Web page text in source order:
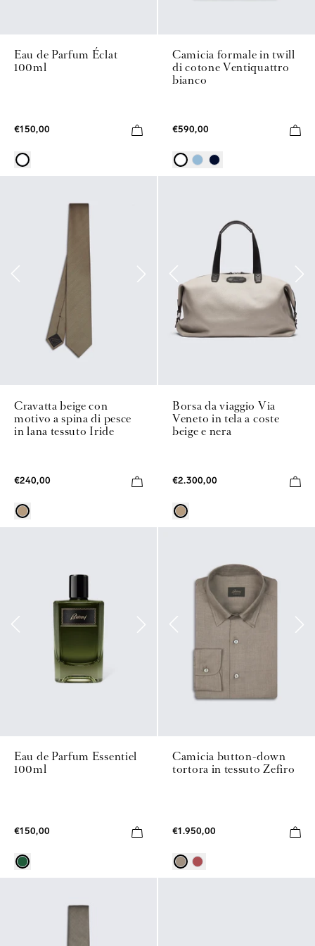
Eau de Parfum Éclat
100ml
€150,00
Camicia formale in twill
di cotone Ventiquattro
bianco
€590,00
Cravatta beige con
motivo a spina di pesce
in lana tessuto Iride
€240,00
Borsa da viaggio Via
Veneto in tela a coste
beige e nera
€2.300,00
Eau de Parfum Essentiel
100ml
€150,00
Camicia button-down
tortora in tessuto Zefiro
€1.950,00